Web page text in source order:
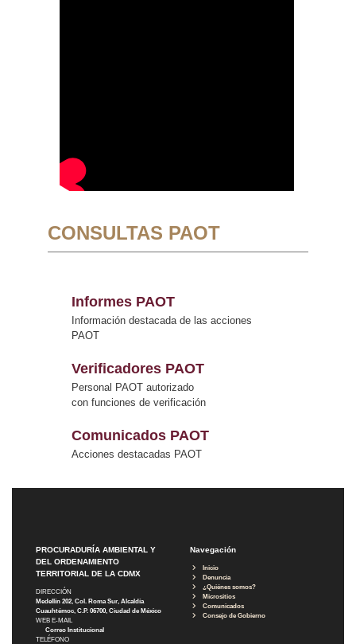
CONSULTAS PAOT
Informes PAOT
Información destacada de las acciones
PAOT
Verificadores PAOT
Personal PAOT autorizado
con funciones de verificación
Comunicados PAOT
Acciones destacadas PAOT
PROCURADURÍA AMBIENTAL Y
DEL ORDENAMIENTO
TERRITORIAL DE LA CDMX
DIRECCIÓN
Medellín 202, Col. Roma Sur, Alcaldía
Cuauhtémoc, C.P. 06700, Ciudad de México
WEB E-MAIL
Correo Institucional
TELÉFONO
Navegación
Inicio
Denuncia
¿Quiénes somos?
Micrositios
Comunicados
Consejo de Gobierno